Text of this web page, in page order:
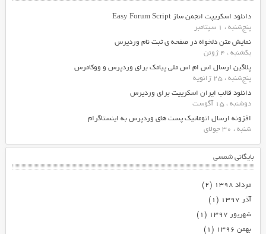
دانلود اسکریپت انجمن ساز Easy Forum Script
پنج‌شنبه ، 1 سپتامبر
نمایش متن دلخواه در صفحه ی ثبت نام وردپرس
یکشنبه ، 4 ژوئن
پلاگین ارسال اس ام اس ملی پیامک برای وردپرس و ووکامرس
پنج‌شنبه ، 25 ژانویه
دانلود قالب ایران اسکریپت برای وردپرس
دوشنبه ، 15 آگوست
افزونه ارسال اتوماتیک پست های وردپرس به اینستاگرام
شنبه ، 30 جولای
بایگانی شمسی
مرداد ۱۳۹۸
(۲)
آذر ۱۳۹۷
(۱)
شهریور ۱۳۹۷
(۱)
بهمن ۱۳۹۶
(۱)